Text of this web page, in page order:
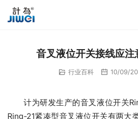
音叉液位开关接线应注
行业百科 10/09/
计为研发生产的音叉液位开关
Ring-21紧凑型音叉液位开关有两大